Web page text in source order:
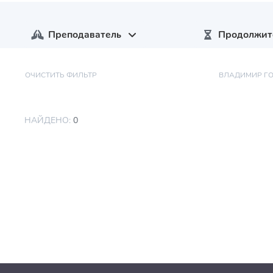
Преподаватель
ОЧИСТИТЬ ФИЛЬТР ВЛАДИМИР
НАЙДЕНО: 0